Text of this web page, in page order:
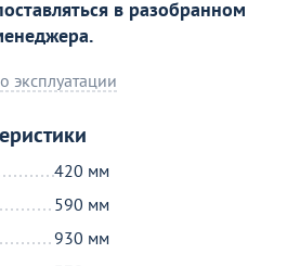
в разобранном
эксплуатации
420 мм
590 мм
930 мм